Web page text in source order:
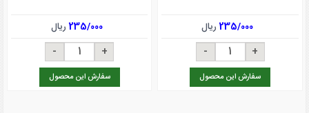
235/000ریال
سفارش این محصول
235/000ریال
سفارش این محصول